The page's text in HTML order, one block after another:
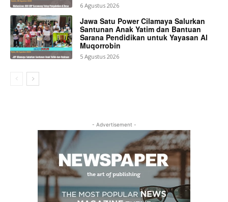
6 Agustus 2026
Jawa Satu Power Cilamaya Salurkan
Santunan Anak Yatim dan Bantuan
Sarana Pendidikan untuk Yayasan Al
Muqorrobin
5 Agustus 2026
- Advertisement -